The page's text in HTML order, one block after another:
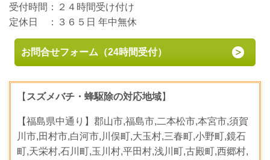
受付時間：２４時間受け付け
定休日 ：３６５日 年中無休
お問合せフォーム（24時間受付）
【 スズメバチ・蜂駆除の対応地域】
【福島県中通り】郡山市,福島市,二本松市,本宮市,須賀
川市,田村市,白河市,川俣町,大玉村,三春町,小野町,鏡石
町,天栄村,石川町,玉川村,平田村,浅川町,古殿町,西郷村,